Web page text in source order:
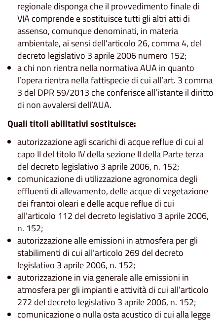
regionale disponga che il provvedimento finale di
VIA comprende e sostituisce tutti gli altri atti di
assenso, comunque denominati, in materia
ambientale, ai sensi dell'articolo 26, comma 4, del
decreto legislativo 3 aprile 2006 numero 152;
a chi non rientra nella normativa AUA in quanto
l’opera rientra nella fattispecie di cui all’art. 3 comma
3 del DPR 59/2013 che conferisce all’istante il diritto
di non avvalersi dell’AUA.
Quali titoli abilitativi sostituisce:
autorizzazione agli scarichi di acque reflue di cui al
capo II del titolo IV della sezione II della Parte terza
del decreto legislativo 3 aprile 2006, n. 152;
comunicazione di utilizzazione agronomica degli
effluenti di allevamento, delle acque di vegetazione
dei frantoi oleari e delle acque reflue di cui
all’articolo 112 del decreto legislativo 3 aprile 2006,
n. 152;
autorizzazione alle emissioni in atmosfera per gli
stabilimenti di cui all’articolo 269 del decreto
legislativo 3 aprile 2006, n. 152;
autorizzazione in via generale alle emissioni in
atmosfera per gli impianti e attività di cui all’articolo
272 del decreto legislativo 3 aprile 2006, n. 152;
comunicazione o nulla osta acustico di cui alla legge